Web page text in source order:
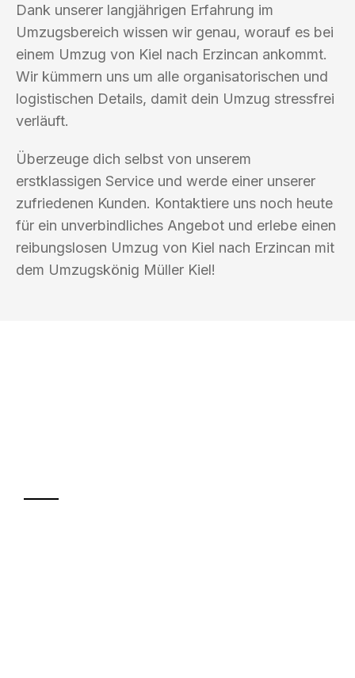
Dank unserer langjährigen Erfahrung im
Umzugsbereich wissen wir genau, worauf es bei
einem Umzug von Kiel nach Erzincan ankommt.
Wir kümmern uns um alle organisatorischen und
logistischen Details, damit dein Umzug stressfrei
verläuft.
Überzeuge dich selbst von unserem
erstklassigen Service und werde einer unserer
zufriedenen Kunden. Kontaktiere uns noch heute
für ein unverbindliches Angebot und erlebe einen
reibungslosen Umzug von Kiel nach Erzincan mit
dem Umzugskönig Müller Kiel!